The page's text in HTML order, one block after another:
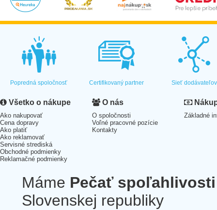
Popredná spoločnosť Certifikovaný partner Sieť dodávateľov
Všetko o nákupe
Ako nakupovať
Cena dopravy
Ako platiť
Ako reklamovať
Servisné strediská
Obchodné podmienky
Reklamačné podmienky
O nás
O spoločnosti
Voľné pracovné pozície
Kontakty
Základné
Máme Pečať spoľahlivosti
Slovenskej republiky